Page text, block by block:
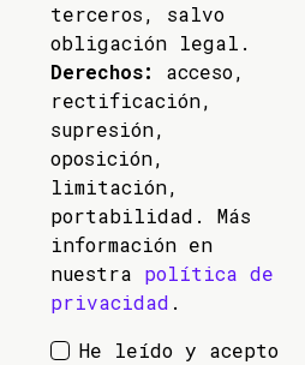
terceros, salvo
obligación legal.
Derechos:
acceso,
rectificación,
supresión,
oposición,
limitación,
portabilidad. Más
información en
nuestra política de
privacidad .
He leído y acepto